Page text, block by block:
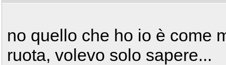
no quello che ho io è come
ruota, volevo solo sapere...